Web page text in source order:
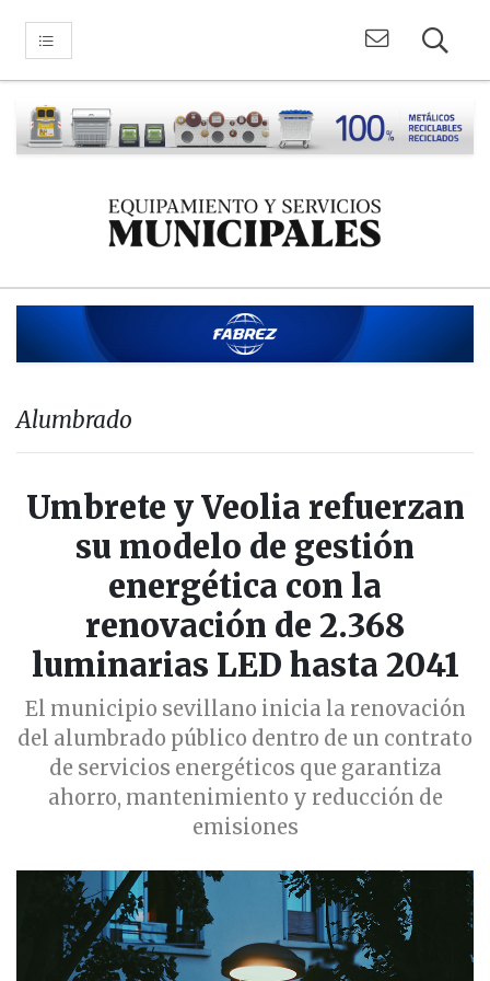
Alumbrado
Umbrete y Veolia refuerzan
su modelo de gestión
energética con la
renovación de 2.368
luminarias LED hasta 2041
El municipio sevillano inicia la renovación
del alumbrado público dentro de un contrato
de servicios energéticos que garantiza
ahorro, mantenimiento y reducción de
emisiones